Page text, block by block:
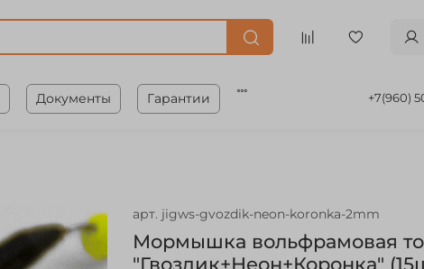
Документы Гарантии +7(960)
арт. jigws-gvozdik-neon-koronka-2mm
Мормышка вольфрамовая
"Гвоздик+Неон+Коронка"